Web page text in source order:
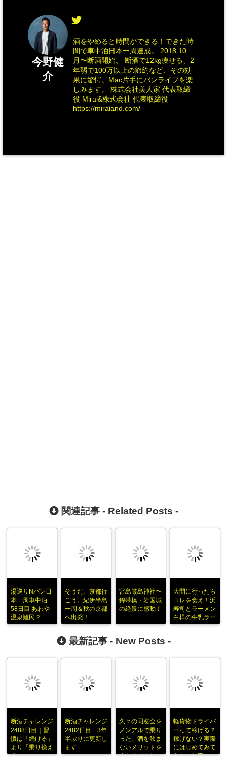
今野健
介
酒をやめると時間ができる！できた時
間で車中泊日本一周達成。 2018.10
月〜断酒開始。 断酒で12kg痩せる、2
年弱で100万以上の節約など、その効
果に驚愕。Mac片手にバンライフを楽
しみます。 株式会社美人家 代表取締
役 Mirai&株式会社 代表取締役
https://miraiand.com/
関連記事 - Related Posts -
湯巡りNバン日
本一周車中泊
58日目 あわや
温泉難民？
そうだ、京都行
こう。紀伊半島
一周＆秋の京都
へ出発！
宮島厳島神社〜
錦帯橋・岩国城
の絶景に感動！
大間に行ったら
コレを食え！浜
寿司とラーメン
白樺の牛乳ラー
メン
最新記事 - New Posts -
断酒チャレンジ
2488日目｜習
慣は「続ける」
より「乗り換え
る」
断酒チャレンジ
2482日目 3年
半ぶりに更新し
ます
久々の同窓会を
ノンアルで乗り
った。酒を飲ま
ないメリットを
まとめてみた
軽貨物ドライバ
ーって稼げる？
稼げない？実際
にはじめてみて
分かった事